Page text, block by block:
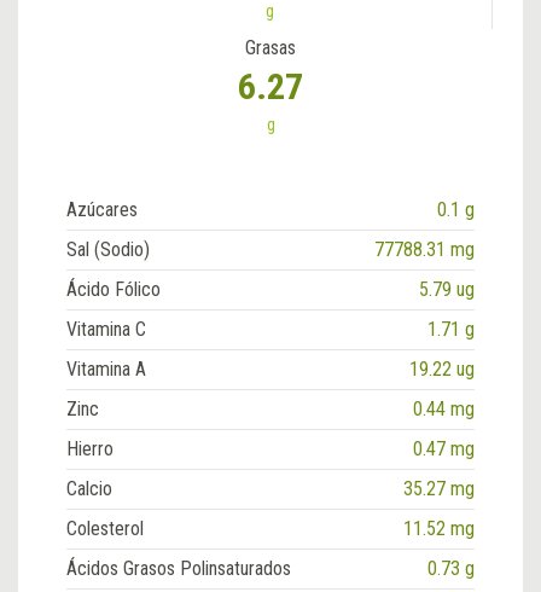
g
Grasas
6.27
g
Azúcares
0.1 g
Sal (Sodio)
77788.31 mg
Ácido Fólico
5.79 ug
Vitamina C
1.71 g
Vitamina A
19.22 ug
Zinc
0.44 mg
Hierro
0.47 mg
Calcio
35.27 mg
Colesterol
11.52 mg
Ácidos Grasos Polinsaturados
0.73 g